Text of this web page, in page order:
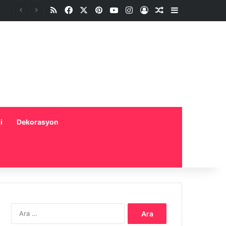
RSSFacebookPinterestYouTubeInstagramOturum aç
Rastgele Makale
Kenar
Dekorasyon